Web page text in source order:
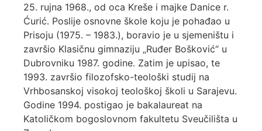
25. rujna 1968., od oca Kreše i majke Danice r.
Ćurić. Poslije osnovne škole koju je pohađao u
Prisoju (1975. – 1983.), boravio je u sjemeništu i
završio Klasičnu gimnaziju „Ruđer Bošković“ u
Dubrovniku 1987. godine. Zatim je upisao, te
1993. završio filozofsko-teološki studij na
Vrhbosanskoj visokoj teološkoj školi u Sarajevu.
Godine 1994. postigao je bakalaureat na
Katoličkom bogoslovnom fakultetu Sveučilišta u